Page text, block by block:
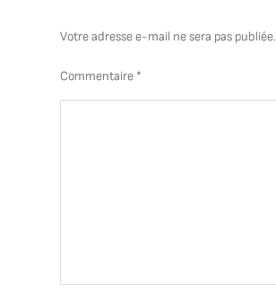
Votre adresse e-mail ne sera pas publiée.
Commentaire *